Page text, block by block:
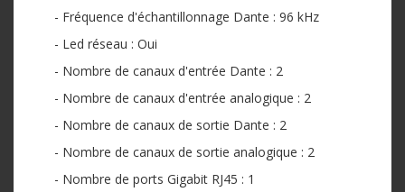
- Fréquence d'échantillonnage Dante : 96 kHz
- Led réseau : Oui
- Nombre de canaux d'entrée Dante : 2
- Nombre de canaux d'entrée analogique : 2
- Nombre de canaux de sortie Dante : 2
- Nombre de canaux de sortie analogique : 2
- Nombre de ports Gigabit RJ45 : 1